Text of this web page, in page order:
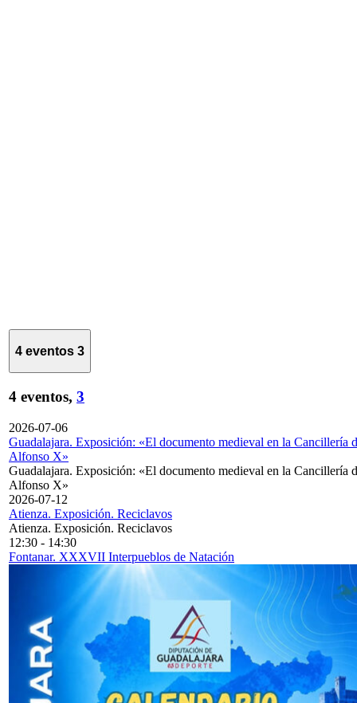
4 eventos 3
4 eventos, 3
2026-07-06
Guadalajara. Exposición: «El documento medieval en la Cancillería
Alfonso X»
Guadalajara. Exposición: «El documento medieval en la Cancillería
Alfonso X»
2026-07-12
Atienza. Exposición. Reciclavos
Atienza. Exposición. Reciclavos
12:30 - 14:30
Fontanar. XXXVII Interpueblos de Natación